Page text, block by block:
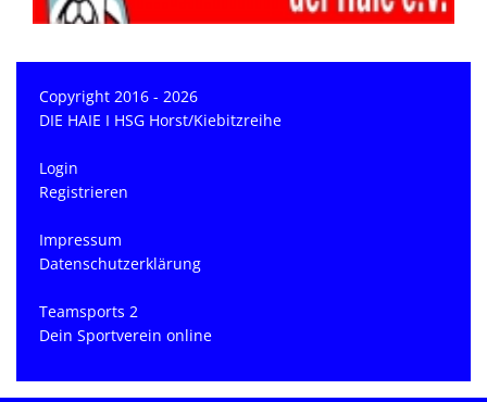
Copyright 2016 - 2026
DIE HAIE I HSG Horst/Kiebitzreihe
Login
Registrieren
Impressum
Datenschutzerklärung
Teamsports 2
Dein Sportverein online